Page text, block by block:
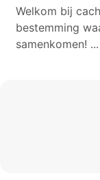
Welkom bij
bestemming
samenkomen! ...